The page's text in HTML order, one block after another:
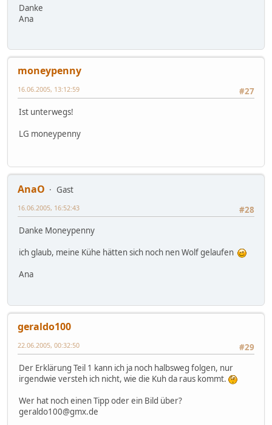
Danke
Ana
moneypenny
#27
16.06.2005, 13:12:59
Ist unterwegs!
LG moneypenny
AnaO
Gast
#28
16.06.2005, 16:52:43
Danke Moneypenny
ich glaub, meine Kühe hätten sich noch nen Wolf gelaufen
Ana
geraldo100
#29
22.06.2005, 00:32:50
Der Erklärung Teil 1 kann ich ja noch halbsweg folgen, nur
irgendwie versteh ich nicht, wie die Kuh da raus kommt.
Wer hat noch einen Tipp oder ein Bild über?
geraldo100@gmx.de